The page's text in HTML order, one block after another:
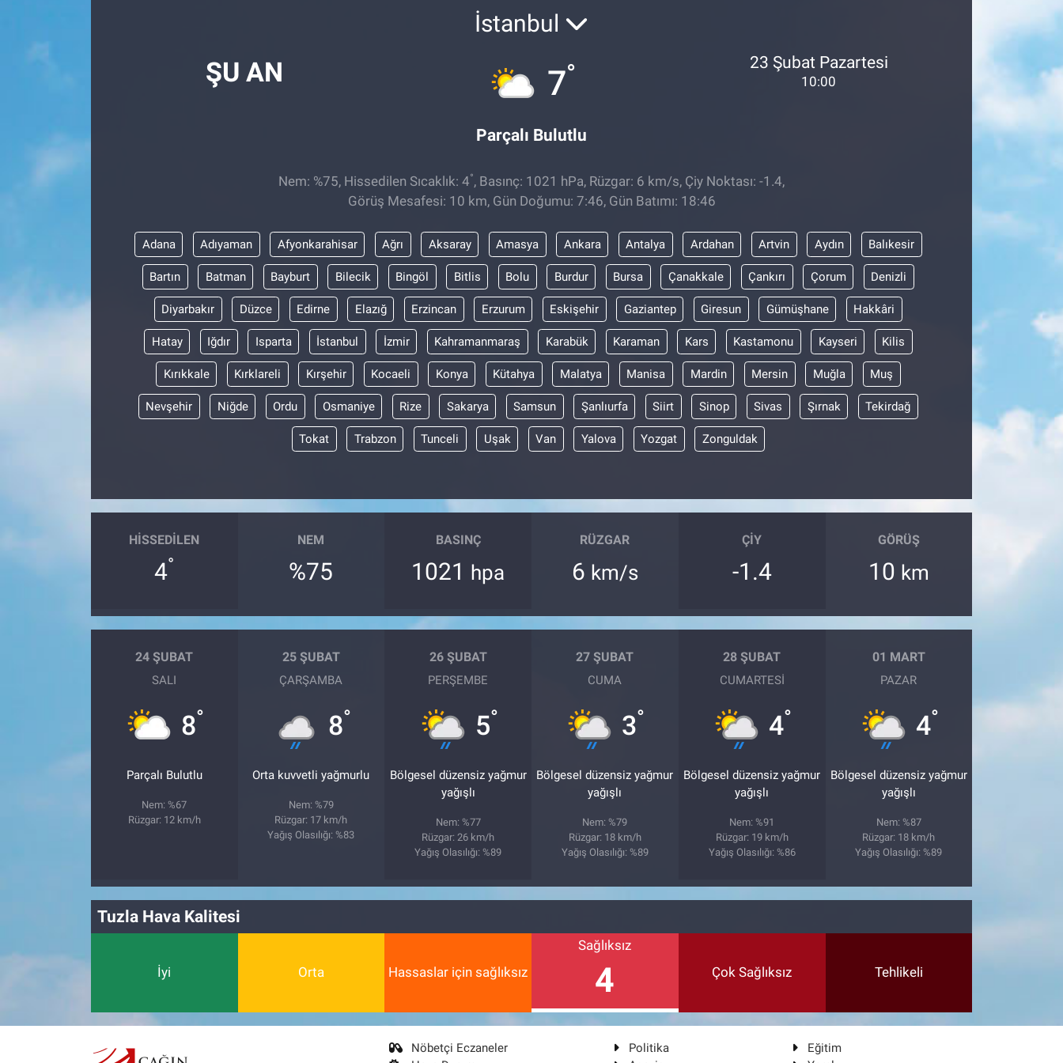
ŞU AN
İstanbul
7°
Parçalı Bulutlu
23 Şubat Pazartesi
10:00
Nem: %75, Hissedilen Sıcaklık: 4°, Basınç: 1021 hPa, Rüzgar: 6 km/s, Çiy Noktası: -1.4,
Görüş Mesafesi: 10 km, Gün Doğumu: 7:46, Gün Batımı: 18:46
Adana Adıyaman Afyonkarahisar Ağrı Aksaray Amasya Ankara Antalya Ardahan Artvin Aydın Balıkesir
Bartın Batman Bayburt Bilecik Bingöl Bitlis Bolu Burdur Bursa Çanakkale Çankırı Çorum Denizli
Diyarbakır Düzce Edirne Elazığ Erzincan Erzurum Eskişehir Gaziantep Giresun Gümüşhane Hakkâri
Hatay Iğdır Isparta İstanbul İzmir Kahramanmaraş Karabük Karaman Kars Kastamonu Kayseri Kilis
Kırıkkale Kırklareli Kırşehir Kocaeli Konya Kütahya Malatya Manisa Mardin Mersin Muğla Muş
Nevşehir Niğde Ordu Osmaniye Rize Sakarya Samsun Şanlıurfa Siirt Sinop Sivas Şırnak Tekirdağ
Tokat Trabzon Tunceli Uşak Van Yalova Yozgat Zonguldak
HISSEDILEN
4°
NEM
%75
BASINÇ
1021 hpa
RÜZGAR
6 km/s
ÇIY
-1.4
GÖRÜŞ
10 km
24 ŞUBAT
SALI
8°
Parçalı Bulutlu
Nem: %67
Rüzgar: 12 km/h
25 ŞUBAT
ÇARŞAMBA
8°
Orta kuvvetli yağmurlu
Nem: %79
Rüzgar: 17 km/h
Yağış Olasılığı: %83
26 ŞUBAT
PERŞEMBE
5°
Bölgesel düzensiz yağmur
yağışlı
Nem: %77
Rüzgar: 26 km/h
Yağış Olasılığı: %89
27 ŞUBAT
CUMA
3°
Bölgesel düzensiz yağmur
yağışlı
Nem: %79
Rüzgar: 18 km/h
Yağış Olasılığı: %89
28 ŞUBAT
CUMARTESI
4°
Bölgesel düzensiz yağmur
yağışlı
Nem: %91
Rüzgar: 19 km/h
Yağış Olasılığı: %86
01 MART
PAZAR
4°
Bölgesel düzensiz yağmur
yağışlı
Nem: %87
Rüzgar: 18 km/h
Yağış Olasılığı: %89
Tuzla Hava Kalitesi
İyi Orta Hassaslar için sağlıksız
Sağlıksız
4 Çok Sağlıksız Tehlikeli
Nöbetçi Eczaneler
Politika
Eğitim